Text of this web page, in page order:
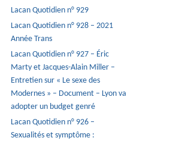
Lacan Quotidien n° 929
Lacan Quotidien n° 928 – 2021
Année Trans
Lacan Quotidien n° 927 – Éric
Marty et Jacques-Alain Miller –
Entretien sur « Le sexe des
Modernes » – Document – Lyon va
adopter un budget genré
Lacan Quotidien n° 926 –
Sexualités et symptôme :